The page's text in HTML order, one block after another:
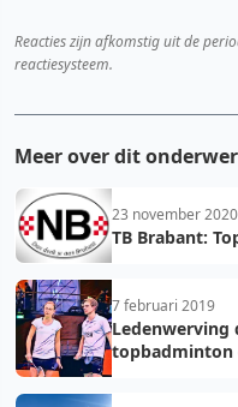
Reacties zijn afkomstig uit de
reactiesysteem.
Meer over dit
23 november 2020
TB Brabant:
7 februari 2019
Ledenwerving
topbadminton